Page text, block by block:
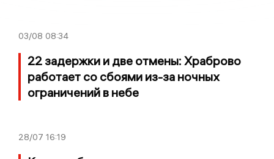
03/08 08:34
22 задержки и две отмены: Храброво
работает со сбоями из-за ночных
ограничений в небе
28/07 16:19